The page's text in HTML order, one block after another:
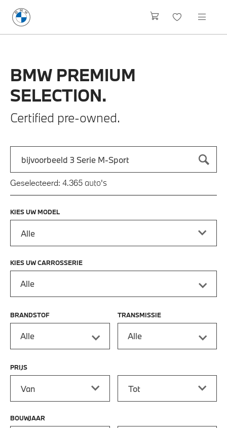
BMW PREMIUM
SELECTION.
Certified pre-owned.
Zoek naar een automodel, bijvoorbeeld 3 Serie M-Sport
Typ een automodel in en druk op enter om te zoeken
Geselecteerd: 4.365 auto's
KIES UW MODEL
KIES UW CARROSSERIE
Alle
BRANDSTOF
Alle
TRANSMISSIE
Alle
PRIJS
BOUWJAAR